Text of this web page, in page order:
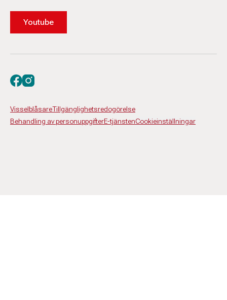
Youtube
VisselblåsareTillgänglighetsredogörelse
Behandling av personuppgifterE-tjänstenCookieinställningar
Besök oss på facebook
Besök oss på instagram